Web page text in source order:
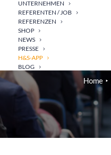
UNTERNEHMEN
REFERENTEN / JOB
REFERENZEN
SHOP
NEWS
PRESSE
H&S-APP
BLOG
Home